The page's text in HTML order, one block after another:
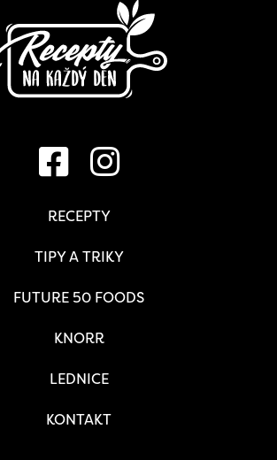
RECEPTY
TIPY A TRIKY
FUTURE 50 FOODS
KNORR
LEDNICE
KONTAKT